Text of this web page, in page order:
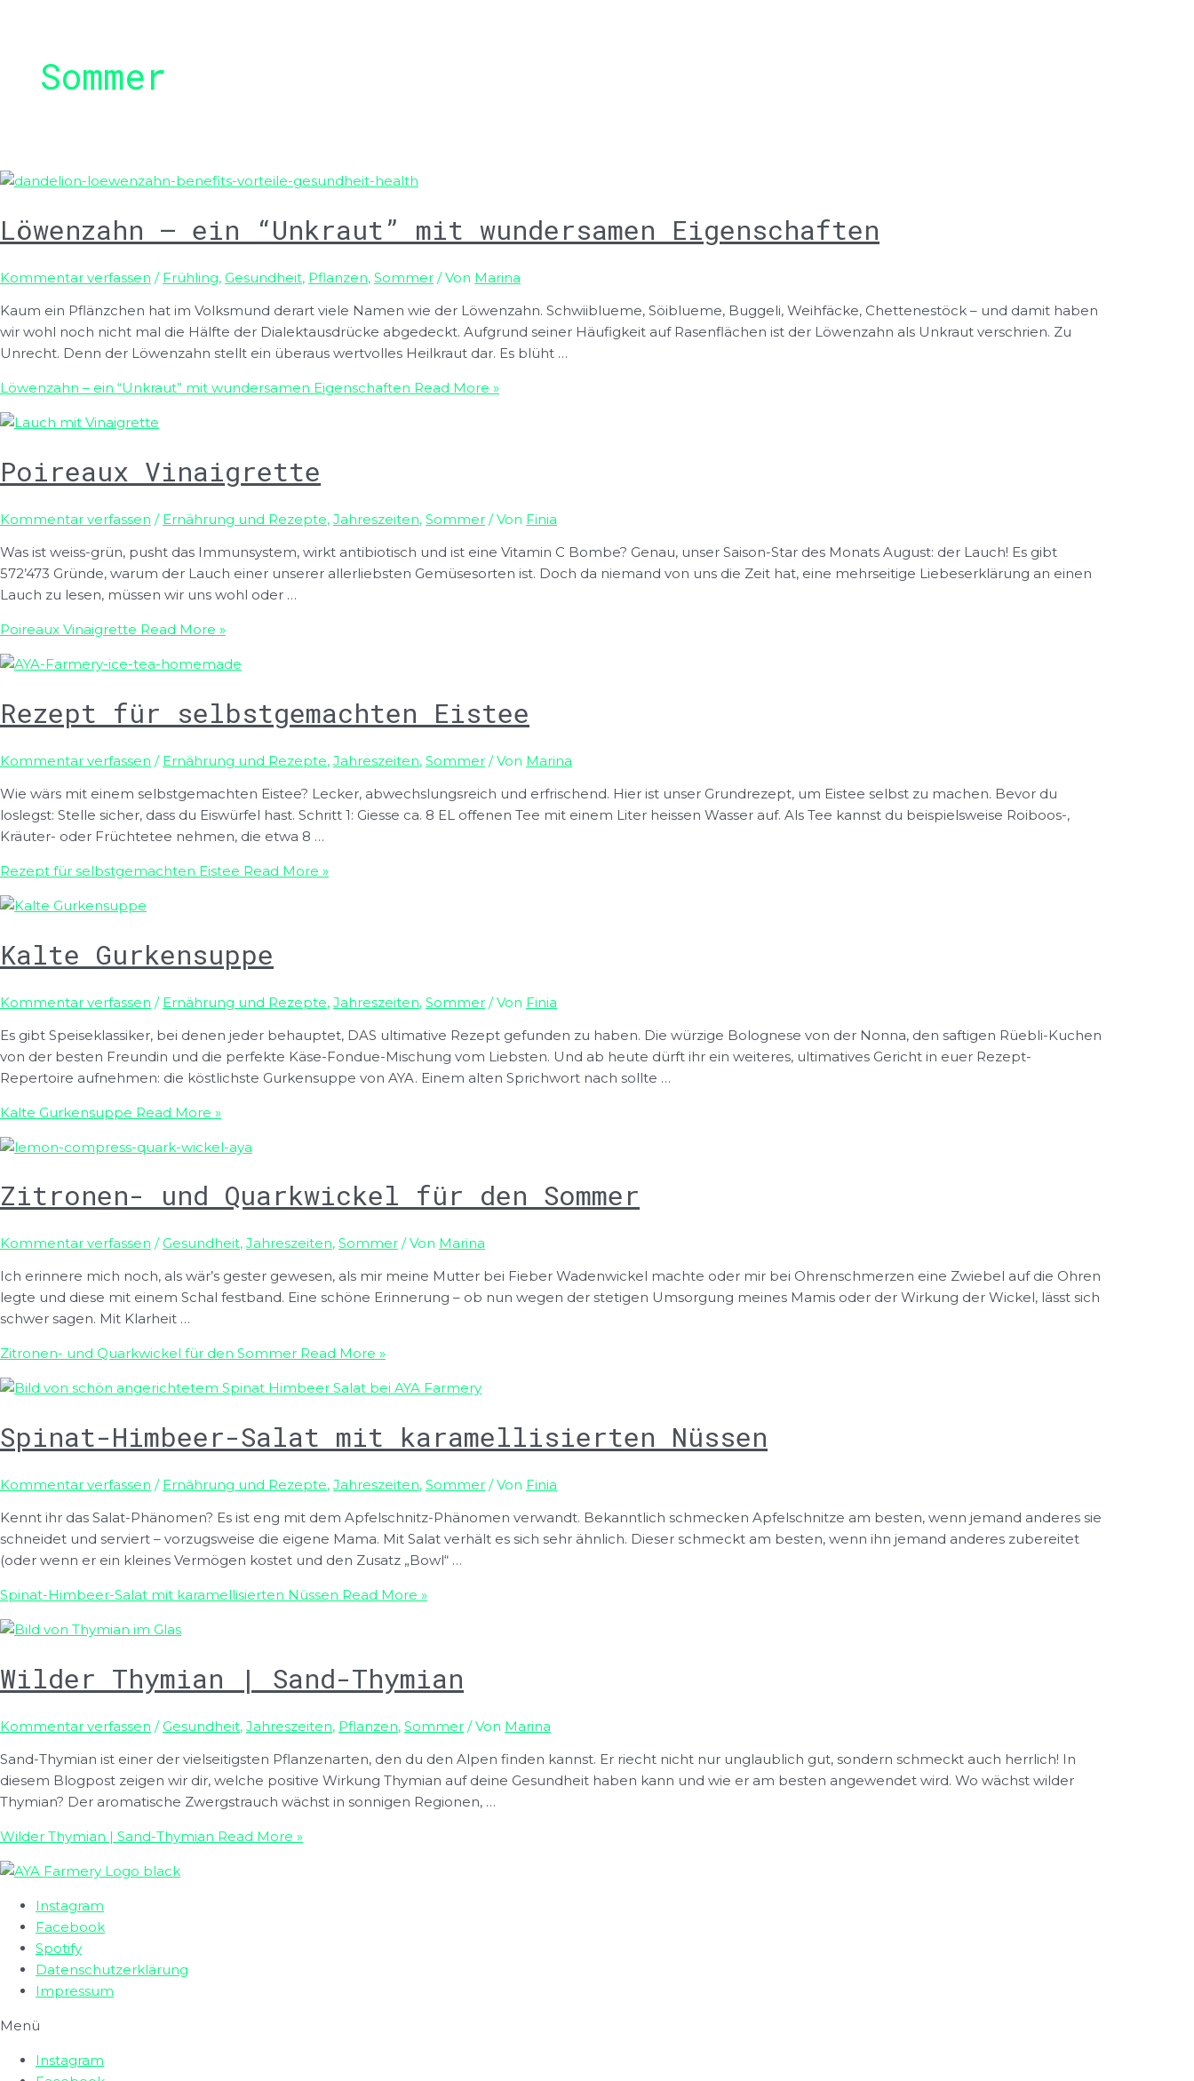
Sommer
Löwenzahn – ein “Unkraut” mit wundersamen Eigenschaften
Kommentar verfassen / Frühling, Gesundheit, Pflanzen, Sommer / Von Marina
Kaum ein Pflänzchen hat im Volksmund derart viele Namen wie der Löwenzahn. Schwiiblueme, Söiblueme, Buggeli, Weihfäcke, Chettenestöck – und damit haben
wir wohl noch nicht mal die Hälfte der Dialektausdrücke abgedeckt. Aufgrund seiner Häufigkeit auf Rasenflächen ist der Löwenzahn als Unkraut verschrien. Zu
Unrecht. Denn der Löwenzahn stellt ein überaus wertvolles Heilkraut dar. Es blüht …
Löwenzahn – ein “Unkraut” mit wundersamen Eigenschaften Read More »
Poireaux Vinaigrette
Kommentar verfassen / Ernährung und Rezepte, Jahreszeiten, Sommer / Von Finia
Was ist weiss-grün, pusht das Immunsystem, wirkt antibiotisch und ist eine Vitamin C Bombe? Genau, unser Saison-Star des Monats August: der Lauch! Es gibt
572’473 Gründe, warum der Lauch einer unserer allerliebsten Gemüsesorten ist. Doch da niemand von uns die Zeit hat, eine mehrseitige Liebeserklärung an einen
Lauch zu lesen, müssen wir uns wohl oder …
Poireaux Vinaigrette Read More »
Rezept für selbstgemachten Eistee
Kommentar verfassen / Ernährung und Rezepte, Jahreszeiten, Sommer / Von Marina
Wie wärs mit einem selbstgemachten Eistee? Lecker, abwechslungsreich und erfrischend. Hier ist unser Grundrezept, um Eistee selbst zu machen. Bevor du
loslegst: Stelle sicher, dass du Eiswürfel hast. Schritt 1: Giesse ca. 8 EL offenen Tee mit einem Liter heissen Wasser auf. Als Tee kannst du beispielsweise Roiboos-,
Kräuter- oder Früchtetee nehmen, die etwa 8 …
Rezept für selbstgemachten Eistee Read More »
Kalte Gurkensuppe
Kommentar verfassen / Ernährung und Rezepte, Jahreszeiten, Sommer / Von Finia
Es gibt Speiseklassiker, bei denen jeder behauptet, DAS ultimative Rezept gefunden zu haben. Die würzige Bolognese von der Nonna, den saftigen Rüebli-Kuchen
von der besten Freundin und die perfekte Käse-Fondue-Mischung vom Liebsten. Und ab heute dürft ihr ein weiteres, ultimatives Gericht in euer Rezept-
Repertoire aufnehmen: die köstlichste Gurkensuppe von AYA. Einem alten Sprichwort nach sollte …
Kalte Gurkensuppe Read More »
Zitronen- und Quarkwickel für den Sommer
Kommentar verfassen /Gesundheit, Jahreszeiten, Sommer / Von Marina
Ich erinnere mich noch, als wär’s gester gewesen, als mir meine Mutter bei Fieber Wadenwickel machte oder mir bei Ohrenschmerzen eine Zwiebel auf die Ohren
legte und diese mit einem Schal festband. Eine schöne Erinnerung – ob nun wegen der stetigen Umsorgung meines Mamis oder der Wirkung der Wickel, lässt sich
schwer sagen. Mit Klarheit …
Zitronen- und Quarkwickel für den Sommer Read More »
Spinat-Himbeer-Salat mit karamellisierten Nüssen
Kommentar verfassen / Ernährung und Rezepte, Jahreszeiten, Sommer / Von Finia
Kennt ihr das Salat-Phänomen? Es ist eng mit dem Apfelschnitz-Phänomen verwandt. Bekanntlich schmecken Apfelschnitze am besten, wenn jemand anderes sie
schneidet und serviert – vorzugsweise die eigene Mama. Mit Salat verhält es sich sehr ähnlich. Dieser schmeckt am besten, wenn ihn jemand anderes zubereitet
(oder wenn er ein kleines Vermögen kostet und den Zusatz „Bowl“ …
Spinat-Himbeer-Salat mit karamellisierten Nüssen Read More »
Wilder Thymian | Sand-Thymian
Kommentar verfassen /Gesundheit, Jahreszeiten, Pflanzen, Sommer / Von Marina
Sand-Thymian ist einer der vielseitigsten Pflanzenarten, den du den Alpen finden kannst. Er riecht nicht nur unglaublich gut, sondern schmeckt auch herrlich! In
diesem Blogpost zeigen wir dir, welche positive Wirkung Thymian auf deine Gesundheit haben kann und wie er am besten angewendet wird. Wo wächst wilder
Thymian? Der aromatische Zwergstrauch wächst in sonnigen Regionen, …
Wilder Thymian | Sand-Thymian Read More »
Instagram
Facebook
Spotify
Datenschutzerklärung
Impressum
Menü
Instagram